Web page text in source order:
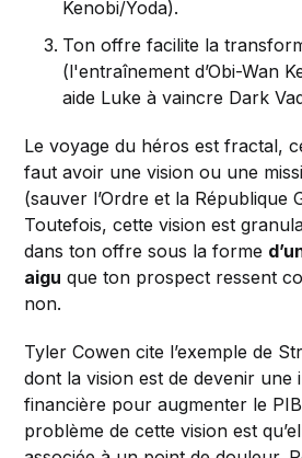
Kenobi/Yoda).
Ton offre facilite la
(l'entraînement d’Obi-Wan
aide Luke à vaincre Dark
Le voyage du héros est fractal,
faut avoir une vision ou une
(sauver l’Ordre et la République
Toutefois, cette vision est
dans ton offre sous la forme
aigu que ton prospect ressent
non.
Tyler Cowen cite l’exemple de
dont la vision est de devenir une
financière pour augmenter le
problème de cette vision est